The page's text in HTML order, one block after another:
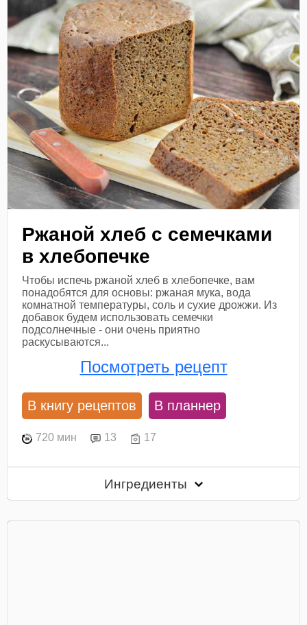
Ржаной хлеб с семечками
в хлебопечке
Чтобы испечь ржаной хлеб в хлебопечке, вам
понадобятся для основы: ржаная мука, вода
комнатной температуры, соль и сухие дрожжи. Из
добавок будем использовать семечки
подсолнечные - они очень приятно
раскусываются...
Посмотреть рецепт
В книгу рецептов В планнер
720 мин 13 17
Ингредиенты